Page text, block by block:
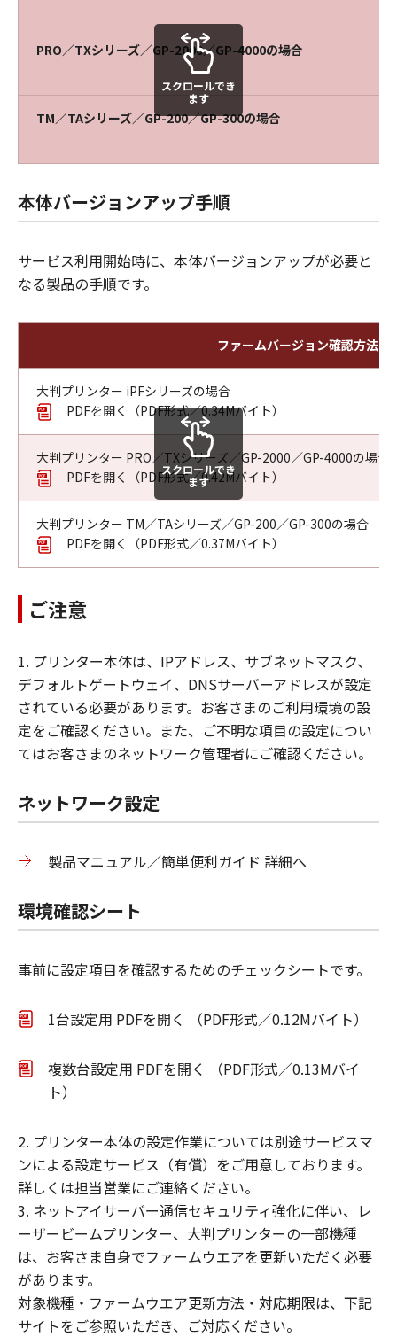
PRO／TXシリーズ／GP-2000／GP-4000の場合
TM／TAシリーズ／GP-200／GP-300の場合
スクロールでき
ます
本体バージョンアップ手順
サービス利用開始時に、本体バージョンアップが必要と
なる製品の手順です。
ファームバージョン確認方法
大判プリンター iPFシリーズの場合
PDFを開く（PDF形式／0.34Mバイト）
大判プリンター PRO／TXシリーズ／GP-2000／GP-4000の場合
PDFを開く（PDF形式／0.42Mバイト）
大判プリンター TM／TAシリーズ／GP-200／GP-300の場合
PDFを開く（PDF形式／0.37Mバイト）
スクロールでき
ます
ご注意
1. プリンター本体は、IPアドレス、サブネットマスク、
デフォルトゲートウェイ、DNSサーバーアドレスが設定
されている必要があります。お客さまのご利用環境の設
定をご確認ください。また、ご不明な項目の設定につい
てはお客さまのネットワーク管理者にご確認ください。
ネットワーク設定
製品マニュアル／簡単便利ガイド 詳細へ
環境確認シート
事前に設定項目を確認するためのチェックシートです。
1台設定用 PDFを開く （PDF形式／0.12Mバイト）
複数台設定用 PDFを開く （PDF形式／0.13Mバイ
ト）
2. プリンター本体の設定作業については別途サービスマ
ンによる設定サービス（有償）をご用意しております。
詳しくは担当営業にご連絡ください。
3. ネットアイサーバー通信セキュリティ強化に伴い、レ
ーザービームプリンター、大判プリンターの一部機種
は、お客さま自身でファームウエアを更新いただく必要
があります。
対象機種・ファームウエア更新方法・対応期限は、下記
サイトをご参照いただき、ご対応ください。